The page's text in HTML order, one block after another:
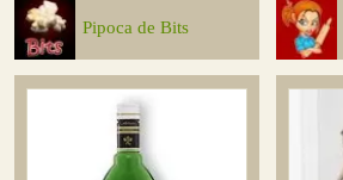
Pipoca de Bits